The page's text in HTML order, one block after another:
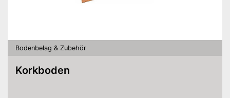
Bodenbelag & Zubehör
Korkboden